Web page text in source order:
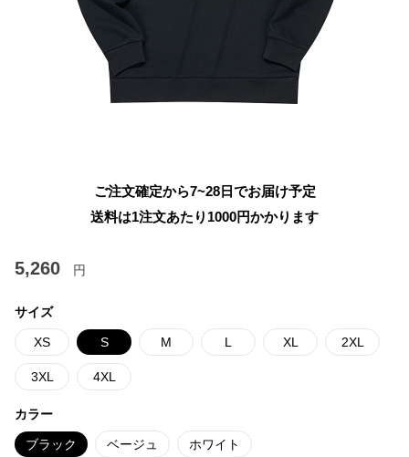
ご注文確定から7~28日でお届け予定
送料は1注文あたり 1000円かかります
5,260 円
サイズ
XS S M L XL 2XL
3XL 4XL
カラー
ブラック ベージュ ホワイト